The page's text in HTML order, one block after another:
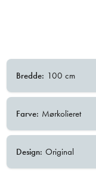
Bredde: 100 cm
Farve: Mørkolieret
Design: Original